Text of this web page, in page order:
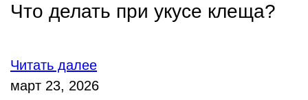
Что делать при укусе клеща?
Читать далее
март 23, 2026